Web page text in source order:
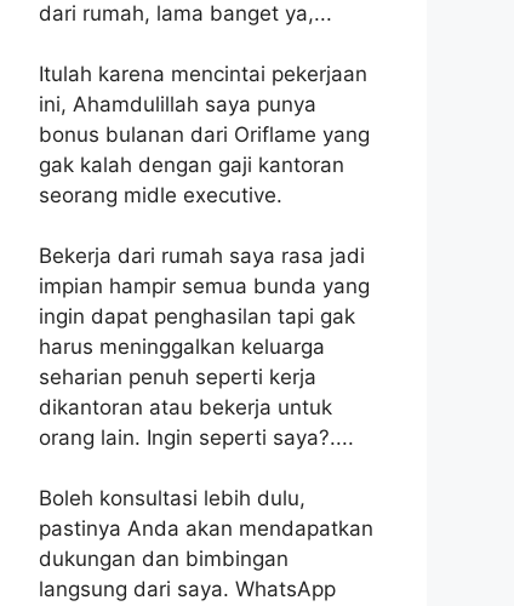
dari rumah, lama banget ya,...
Itulah karena mencintai pekerjaan
ini, Ahamdulillah saya punya
bonus bulanan dari Oriflame yang
gak kalah dengan gaji kantoran
seorang midle executive.
Bekerja dari rumah saya rasa jadi
impian hampir semua bunda yang
ingin dapat penghasilan tapi gak
harus meninggalkan keluarga
seharian penuh seperti kerja
dikantoran atau bekerja untuk
orang lain. Ingin seperti saya?....
Boleh konsultasi lebih dulu,
pastinya Anda akan mendapatkan
dukungan dan bimbingan
langsung dari saya. WhatsApp